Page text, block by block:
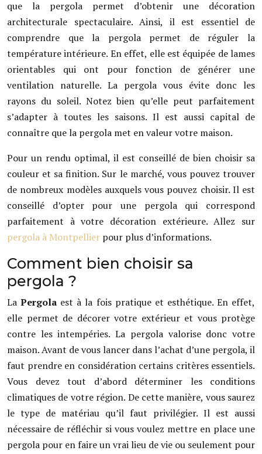
que la pergola permet d’obtenir une décoration
architecturale spectaculaire. Ainsi, il est essentiel de
comprendre que la pergola permet de réguler la
température intérieure. En effet, elle est équipée de lames
orientables qui ont pour fonction de générer une
ventilation naturelle. La pergola vous évite donc les
rayons du soleil. Notez bien qu’elle peut parfaitement
s’adapter à toutes les saisons. Il est aussi capital de
connaître que la pergola met en valeur votre maison.
Pour un rendu optimal, il est conseillé de bien choisir sa
couleur et sa finition. Sur le marché, vous pouvez trouver
de nombreux modèles auxquels vous pouvez choisir. Il est
conseillé d’opter pour une pergola qui correspond
parfaitement à votre décoration extérieure. Allez sur
pergola à Montpellier pour plus d’informations.
Comment bien choisir sa
pergola ?
LaPergola est à la fois pratique et esthétique. En effet,
elle permet de décorer votre extérieur et vous protège
contre les intempéries. La pergola valorise donc votre
maison. Avant de vous lancer dans l’achat d’une pergola, il
faut prendre en considération certains critères essentiels.
Vous devez tout d’abord déterminer les conditions
climatiques de votre région. De cette manière, vous saurez
le type de matériau qu’il faut privilégier. Il est aussi
nécessaire de réfléchir si vous voulez mettre en place une
pergola pour en faire un vrai lieu de vie ou seulement pour